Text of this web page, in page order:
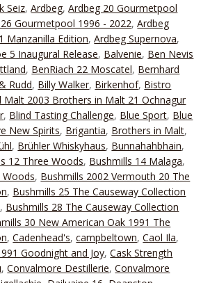
Seiz,Ardbeg,Ardbeg 20 Gourmetpool
Gourmetpool 1996 - 2022,Ardbeg
Manzanilla Edition,Ardbeg Supernova,
5 Inaugural Release, Balvenie, Ben Nevis
, BenRiach 22 Moscatel, Bernhard
Rudd, Billy Walker, Birkenhof, Bistro
Malt 2003 Brothers in Malt 21 Ochnagur
, Blind Tasting Challenge, Blue Sport, Blue
New Spirits, Brigantia, Brothers in Malt,
, Brühler Whiskyhaus, Bunnahahbhain,
12 Three Woods, Bushmills 14 Malaga,
Woods, Bushmills 2002 Vermouth 20 The
, Bushmills 25 The Causeway Collection
, Bushmills 28 The Causeway Collection
30 New American Oak 1991 The
,Cadenhead's,campbeltown,Caol Ila,
Goodnight and Joy,Cask Strength
,Convalmore Destillerie,Convalmore